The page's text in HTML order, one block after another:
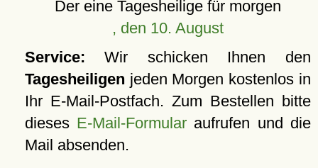
Der eine Tagesheilige für morgen
, den 10. August
Service: Wir schicken Ihnen den
Tagesheiligen jeden Morgen kostenlos in
Ihr E-Mail-Postfach. Zum Bestellen bitte
dieses E-Mail-Formular aufrufen und die
Mail absenden.